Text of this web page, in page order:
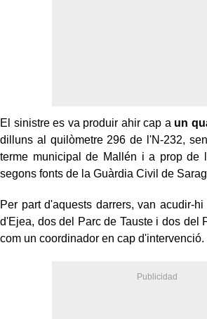
El sinistre es va produir ahir cap a un
dilluns al quilòmetre 296 de l'N-232,
terme municipal de Mallén i a prop de
segons fonts de la Guàrdia Civil de
Per part d'aquests darrers, van acudir-
d'Ejea, dos del Parc de Tauste i dos del
com un coordinador en cap d'intervenció.